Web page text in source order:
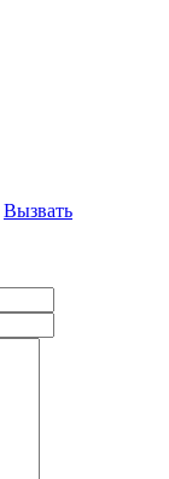
Вызвать